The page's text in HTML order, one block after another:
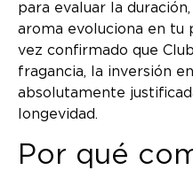
para evaluar la
aroma evoluciona en tu
vez confirmado que
fragancia, la inversión
absolutamente
longevidad.
Por qué